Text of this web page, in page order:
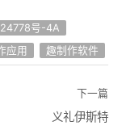
号-4A
应用 趣制作软件
下一篇
义礼伊斯特